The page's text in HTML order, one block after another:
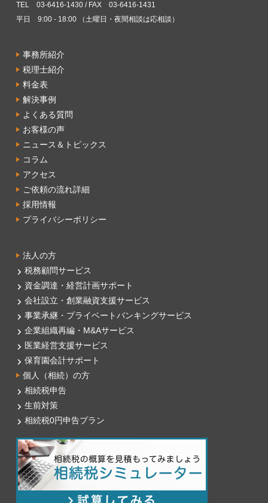
TEL 03-6416-1430 / FAX 03-6416-1431
平日 9:00 - 18:00 （土曜日・夜間相談は応相談）
事務所紹介
税理士紹介
料金表
解決事例
よくある質問
お客様の声
ニュース＆トピックス
コラム
アクセス
ご依頼の流れ詳細
採用情報
プライバシーポリシー
法人の方
税務顧問サービス
資金調達・経営計画サポート
会社設立・創業融資支援サービス
事業承継・プライベートバンキングサービス
企業組織再編・M&Aサービス
医業経営支援サービス
保育園会計サポート
個人（相続）の方
相続税申告
生前対策
相続税0円申告プラン